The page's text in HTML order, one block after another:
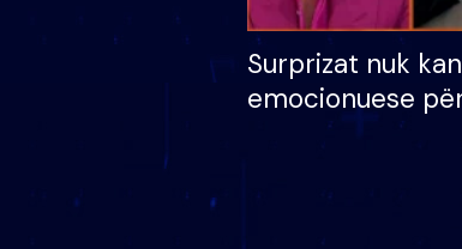
Surprizat nuk
emocionuese
nëna dhe